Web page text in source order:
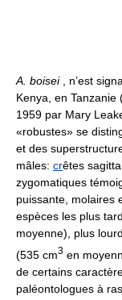
A. boisei, n’est
Kenya, en
1959 par Mary
«robustes» se
et des
mâles: crêtes
zygomatiques
puissante, molaires
espèces les plus
moyenne), plus
(535 cm3 en
de certains
paléontologues à